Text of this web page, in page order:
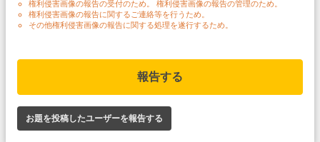
権利侵害画像の報告の受付のため。 権利侵害画像の報告の管理のため。
権利侵害画像の報告に関するご連絡等を行うため。
その他権利侵害画像の報告に関する処理を遂行するため。
報告する
お題を投稿したユーザーを報告する